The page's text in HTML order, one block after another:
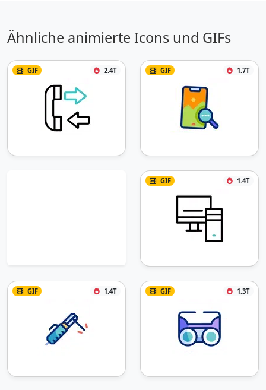
Ähnliche animierte Icons und GIFs
GIF 2.4T GIF 1.7T
GIF 1.4T
GIF 1.4T GIF 1.3T